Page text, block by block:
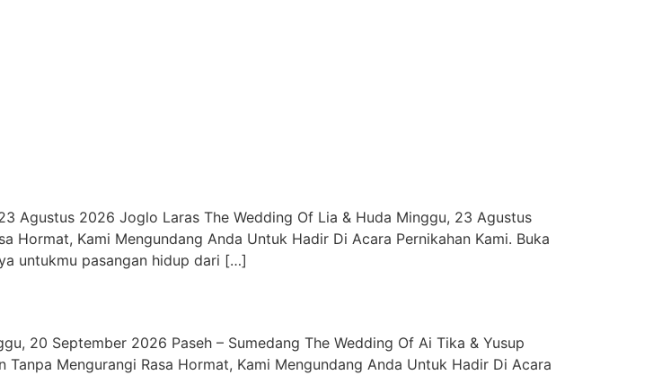
Agustus 2026 Joglo Laras The Wedding Of Lia & Huda Minggu, 23 Agustus
Hormat, Kami Mengundang Anda Untuk Hadir Di Acara Pernikahan Kami. Buka
untukmu pasangan hidup dari […]
20 September 2026 Paseh – Sumedang The Wedding Of Ai Tika & Yusup
Mengurangi Rasa Hormat, Kami Mengundang Anda Untuk Hadir Di Acara